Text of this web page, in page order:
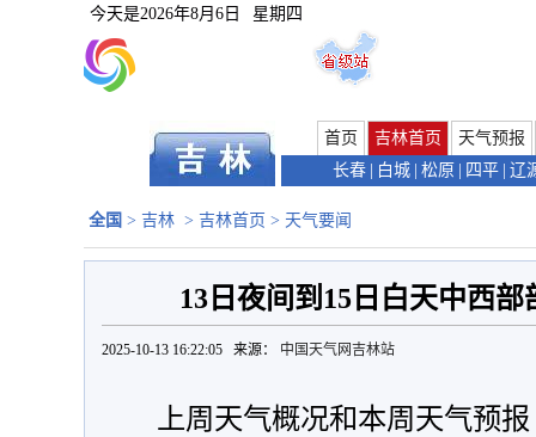
今天是2026年8月6日 星期四
首页 吉林首页
天气预报
长春
白城 松原 四平 辽
全国 > 吉林 > 吉林首页 > 天气要闻
13日夜间到15日白天中西
2025-10-13 16:22:05 来源： 中国天气网吉林站
上周天气概况和本周天气预报